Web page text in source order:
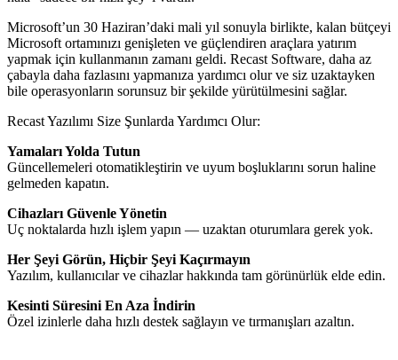
Microsoft’un 30 Haziran’daki mali yıl sonuyla birlikte, kalan bütçeyi
Microsoft ortamınızı genişleten ve güçlendiren araçlara yatırım
yapmak için kullanmanın zamanı geldi. Recast Software, daha az
çabayla daha fazlasını yapmanıza yardımcı olur ve siz uzaktayken
bile operasyonların sorunsuz bir şekilde yürütülmesini sağlar.
Recast Yazılımı Size Şunlarda Yardımcı Olur:
Yamaları Yolda Tutun
Güncellemeleri otomatikleştirin ve uyum boşluklarını sorun haline
gelmeden kapatın.
Cihazları Güvenle Yönetin
Uç noktalarda hızlı işlem yapın — uzaktan oturumlara gerek yok.
Her Şeyi Görün, Hiçbir Şeyi Kaçırmayın
Yazılım, kullanıcılar ve cihazlar hakkında tam görünürlük elde edin.
Kesinti Süresini En Aza İndirin
Özel izinlerle daha hızlı destek sağlayın ve tırmanışları azaltın.